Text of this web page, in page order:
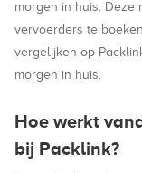
morgen in huis. Deze
vervoerders te
vergelijken op
morgen in huis.
Hoe werkt
bij Packlink?